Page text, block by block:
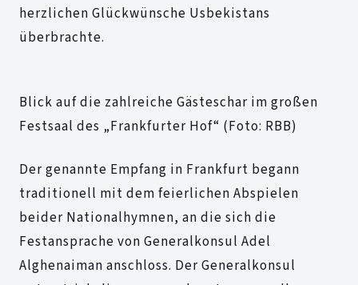
herzlichen Glückwünsche Usbekistans
überbrachte.
Blick auf die zahlreiche Gästeschar im großen
Festsaal des „Frankfurter Hof“ (Foto: RBB)
Der genannte Empfang in Frankfurt begann
traditionell mit dem feierlichen Abspielen
beider Nationalhymnen, an die sich die
Festansprache von Generalkonsul Adel
Alghenaiman anschloss. Der Generalkonsul